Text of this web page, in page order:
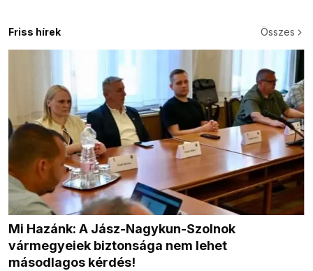
Friss hírek Összes
Mi Hazánk: A Jász-Nagykun-Szolnok
vármegyeiek biztonsága nem lehet
másodlagos kérdés!